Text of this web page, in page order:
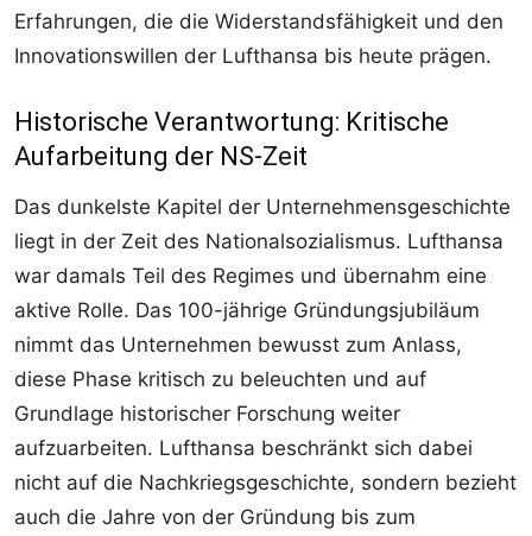
Erfahrungen, die die Widerstandsfähigkeit und den
Innovationswillen der Lufthansa bis heute prägen.
Historische Verantwortung: Kritische
Aufarbeitung der NS-Zeit
Das dunkelste Kapitel der Unternehmensgeschichte
liegt in der Zeit des Nationalsozialismus. Lufthansa
war damals Teil des Regimes und übernahm eine
aktive Rolle. Das 100-jährige Gründungsjubiläum
nimmt das Unternehmen bewusst zum Anlass,
diese Phase kritisch zu beleuchten und auf
Grundlage historischer Forschung weiter
aufzuarbeiten. Lufthansa beschränkt sich dabei
nicht auf die Nachkriegsgeschichte, sondern bezieht
auch die Jahre von der Gründung bis zum